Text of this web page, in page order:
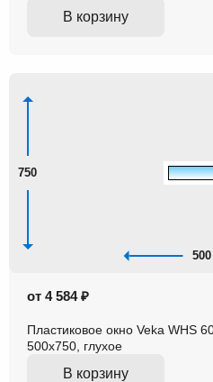
В корзину
750
500
от 4 584 ₽
Пластиковое окно Veka WHS
500x750, глухое
В корзину